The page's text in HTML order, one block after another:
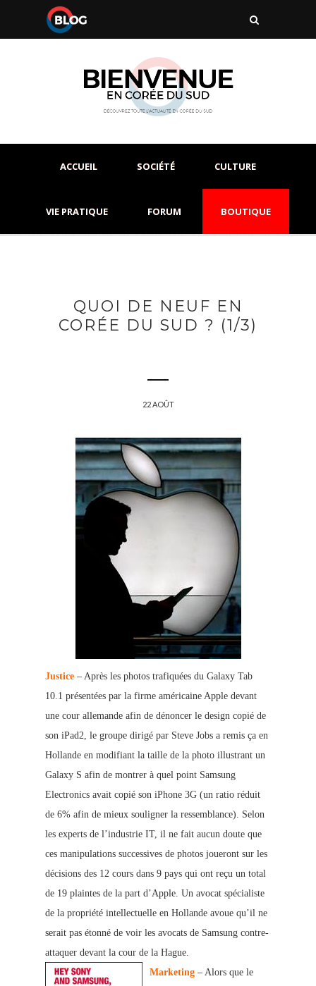
ACCUEIL SOCIÉTÉ CULTURE
VIE PRATIQUE FORUM BOUTIQUE
QUOI DE NEUF EN
CORÉE DU SUD ? (1/3)
22 AOÛT
Justice – Après les photos trafiquées du Galaxy Tab
10.1 présentées par la firme américaine Apple devant
une cour allemande afin de dénoncer le design copié de
son iPad2, le groupe dirigé par Steve Jobs a remis ça en
Hollande en modifiant la taille de la photo illustrant un
Galaxy S afin de montrer à quel point Samsung
Electronics avait copié son iPhone 3G (un ratio réduit
de 6% afin de mieux souligner la ressemblance). Selon
les experts de l’industrie IT, il ne fait aucun doute que
ces manipulations successives de photos joueront sur les
décisions des 12 cours dans 9 pays qui ont reçu un total
de 19 plaintes de la part d’Apple. Un avocat spécialiste
de la propriété intellectuelle en Hollande avoue qu’il ne
serait pas étonné de voir les avocats de Samsung contre-
attaquer devant la cour de la Hague.
Marketing – Alors que le